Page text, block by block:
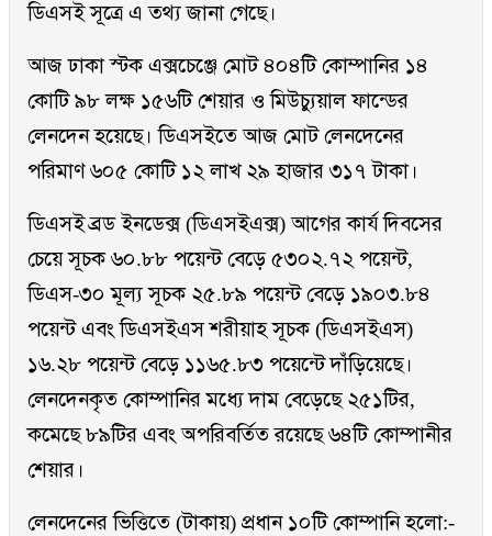
ডিএসই সূত্রে এ তথ্য জানা গেছে।
আজ ঢাকা স্টক এক্সচেঞ্জে মোট ৪০৪টি কোম্পানির ১৪
কোটি ৯৮ লক্ষ ১৫৬টি শেয়ার ও মিউচ্যুয়াল ফান্ডের
লেনদেন হয়েছে। ডিএসইতে আজ মোট লেনদেনের
পরিমাণ ৬০৫ কোটি ১২ লাখ ২৯ হাজার ৩১৭ টাকা।
ডিএসই ব্রড ইনডেক্স (ডিএসইএক্স) আগের কার্য দিবসের
চেয়ে সূচক ৬০.৮৮ পয়েন্ট বেড়ে ৫৩০২.৭২ পয়েন্ট,
ডিএস-৩০ মূল্য সূচক ২৫.৮৯ পয়েন্ট বেড়ে ১৯০৩.৮৪
পয়েন্ট এবং ডিএসইএস শরীয়াহ সূচক (ডিএসইএস)
১৬.২৮ পয়েন্ট বেড়ে ১১৬৫.৮৩ পয়েন্টে দাঁড়িয়েছে।
লেনদেনকৃত কোম্পানির মধ্যে দাম বেড়েছে ২৫১টির,
কমেছে ৮৯টির এবং অপরিবর্তিত রয়েছে ৬৪টি কোম্পানীর
শেয়ার।
লেনদেনের ভিত্তিতে (টাকায়) প্রধান ১০টি কোম্পানি হলো:-